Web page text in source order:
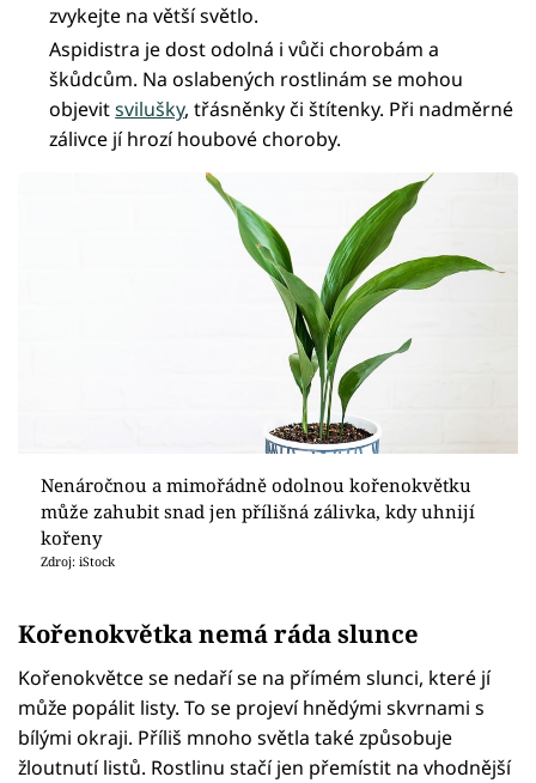
zvykejte na větší světlo.
Aspidistra je dost odolná i vůči chorobám a
škůdcům. Na oslabených rostlinám se mohou
objevitsvilušky, třásněnky či štítenky. Při nadměrné
zálivce jí hrozí houbové choroby.
Nenáročnou a mimořádně odolnou kořenokvětku
může zahubit snad jen přílišná zálivka, kdy uhnijí
kořeny
Zdroj: iStock
Kořenokvětka nemá ráda slunce
Kořenokvětce se nedaří se na přímém slunci, které jí
může popálit listy. To se projeví hnědými skvrnami s
bílými okraji. Příliš mnoho světla také způsobuje
žloutnutí listů. Rostlinu stačí jen přemístit na vhodnější